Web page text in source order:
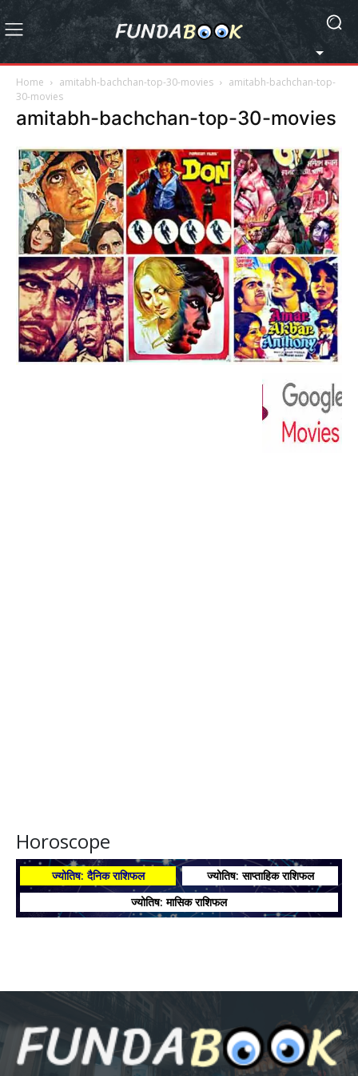
Home amitabh-bachchan-top-30-movies
amitabh-bachchan-top-
30-movies
amitabh-bachchan-top-30-movies
Horoscope
ज्योतिष: दैनिक राशिफल
ज्योतिष: साप्ताहिक राशिफल
ज्योतिष: मासिक राशिफल